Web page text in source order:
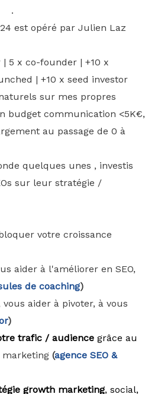
.
est opéré par Julien Laz
5 x co-founder | +10 x
| +10 x seed investor
sur mes propres
budget communication <5K€,
au passage de 0 à
quelques unes , investis
sur leur stratégie /
votre croissance
aider à l'améliorer en SEO,
de coaching)
vous aider à pivoter, à vous
)
trafic / audience grâce au
marketing (agence SEO &
growth marketing, social,